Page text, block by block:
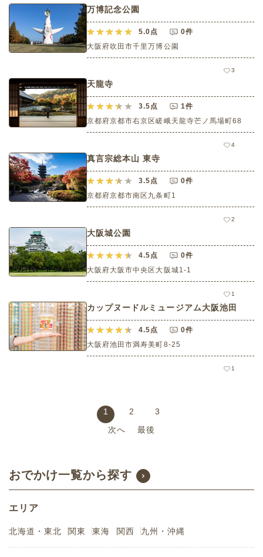
万博記念公園
5.0点
0件
大阪府吹田市千里万博公園
3
天龍寺
3.5点
1件
京都府京都市右京区嵯峨天龍寺芒ノ馬場町68
4
真言宗総本山 東寺
3.5点
0件
京都府京都市南区九条町1
2
大阪城公園
4.5点
0件
大阪府大阪市中央区大阪城1‐1
1
カップヌードルミュージアム大阪池田
4.5点
0件
大阪府池田市満寿美町8-25
1
1 2
3
次へ
最後
おでかけ一覧から探す
エリア
北海道・東北 関東 東海 関西 九州・沖縄